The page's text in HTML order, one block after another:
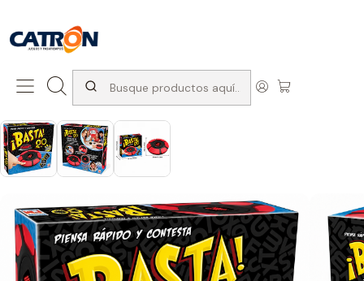
San Diego 1037, Santiago (con Avda. Matta) +569 66741997
Productos Juegos de interior
Juegos de mesa
Juego Basta 2.0